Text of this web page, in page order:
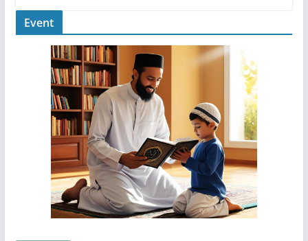
Event